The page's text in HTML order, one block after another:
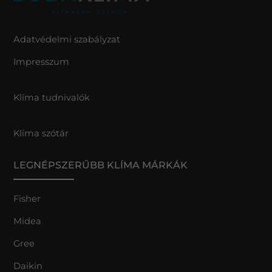
Adatvédelmi szabályzat
Impresszum
Klíma tudnivalók
Klíma szótár
LEGNÉPSZERŰBB KLÍMA MÁRKÁK
Fisher
Midea
Gree
Daikin